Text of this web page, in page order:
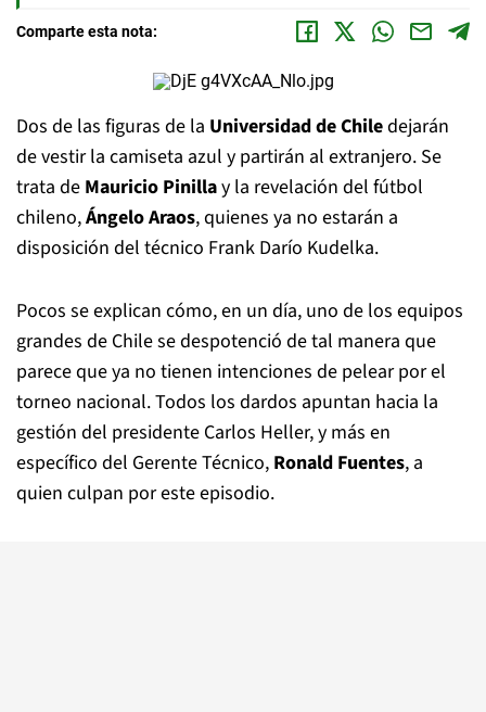
Comparte esta nota:
Dos de las figuras de la Universidad de Chiledejarán
de vestir la camiseta azul y partirán al extranjero. Se
trata de Mauricio Pinillay la revelación del fútbol
chileno,Ángelo Araos, quienes ya no estarán a
disposición del técnico Frank Darío Kudelka.
Pocos se explican cómo, en un día, uno de los equipos
grandes de Chile se despotenció de tal manera que
parece que ya no tienen intenciones de pelear por el
torneo nacional. Todos los dardos apuntan hacia la
gestión del presidente Carlos Heller, y más en
específico del Gerente Técnico, Ronald Fuentes, a
quien culpan por este episodio.